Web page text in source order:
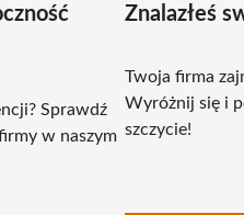
Sprawdź
w naszym
Znalazłeś
Twoja firma
Wyróżnij się i
szczycie!